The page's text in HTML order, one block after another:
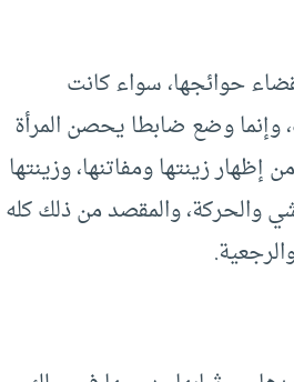
حوائجها، سواء كانت
وإنما وضع ضابطا يحصن المرأة
إظهار زينتها ومفاتنها، وزينتها
والحركة، والمقصد من ذلك كله